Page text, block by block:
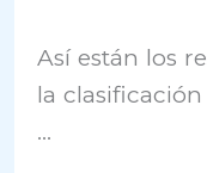
Así están los
la clasificación
…